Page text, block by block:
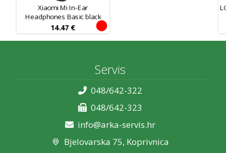
Xiaomi Mi In-Ear
Headphones Basic black
14.47 €
Servis
048/642-322
048/642-323
info@arka-servis.hr
Bjelovarska 75, Koprivnica